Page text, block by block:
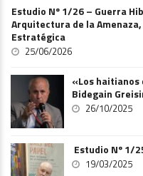
Estudio Nº 1/26 – Guerra
Arquitectura de la
Estratégica
25/06/2026
«Los haitianos
Bidegain
26/10/2025
Estudio Nº 1/
19/03/2025